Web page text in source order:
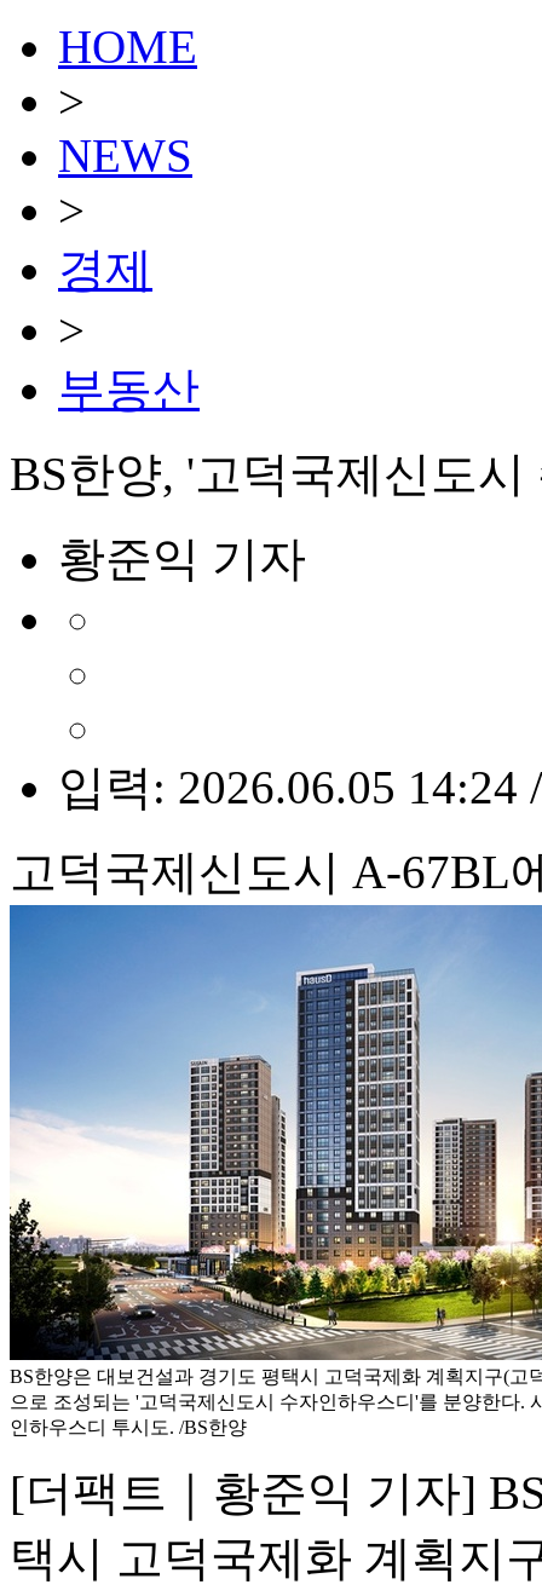
HOME
>
NEWS
>
경제
>
부동산
BS한양, '고덕국제신도
황준익 기자
입력: 2026.06.05 14:24
고덕국제신도시 A-67BL
BS한양은 대보건설과 경기도 평택시 고덕국제화 계획지구(고
으로 조성되는 '고덕국제신도시 수자인하우스디'를 분양한다.
인하우스디 투시도. /BS한양
[더팩트｜황준익 기자]
택시 고덕국제화 계획지